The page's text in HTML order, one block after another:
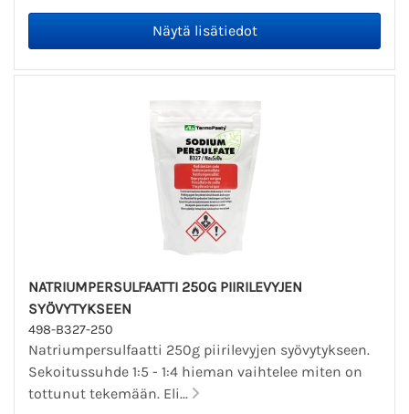
NATRIUMPERSULFAATTI 250G PIIRILEVYJEN
SYÖVYTYKSEEN
498-B327-250
Natriumpersulfaatti 250g piirilevyjen syövytykseen.
Sekoitussuhde 1:5 - 1:4 hieman vaihtelee miten on
tottunut tekemään. Eli...